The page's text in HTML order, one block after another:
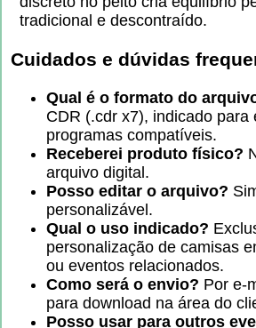
tradicional e descontraído.
Cuidados e dúvidas
Qual é o formato do
CDR (.cdr x7), indicado para
programas compatíveis.
Receberei produto físico?
arquivo digital.
Posso editar o arquivo?
personalizável.
Qual o uso indicado?
personalização de camisas
ou eventos relacionados.
Como será o envio? Por e-
para download na área do
Posso usar para outros